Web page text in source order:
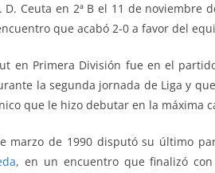
D. Ceuta en 2ª B el 11 de noviembre
que acabó 2-0 a favor del
en Primera División fue en el
la segunda jornada de Liga y
que le hizo debutar en la máxima
marzo de 1990 disputó su último
, en un encuentro que finalizó